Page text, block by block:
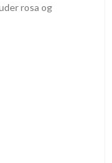
rosa og